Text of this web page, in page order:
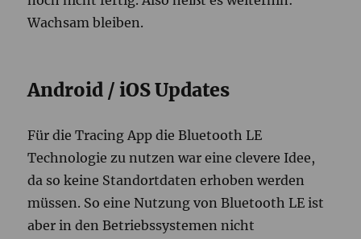
Wachsam bleiben.
Android / iOS Updates
Für die Tracing App die Bluetooth LE
Technologie zu nutzen war eine clevere Idee,
da so keine Standortdaten erhoben werden
müssen. So eine Nutzung von Bluetooth LE ist
aber in den Betriebssystemen nicht